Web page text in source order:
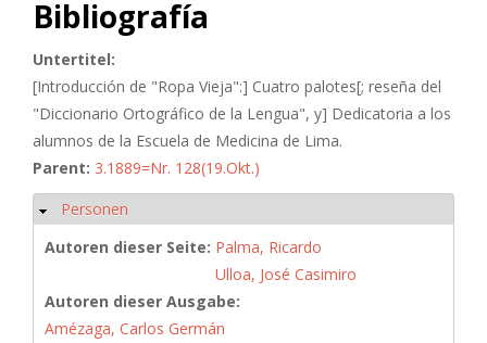
Bibliografía
Untertitel:
[Introducción de "Ropa Vieja":] Cuatro palotes[; reseña del
"Diccionario Ortográfico de la Lengua", y] Dedicatoria a los
alumnos de la Escuela de Medicina de Lima.
Parent: 3.1889=Nr. 128(19.Okt.)
Ausblenden
Personen
Autoren dieser Seite: Palma, Ricardo
Ulloa, José Casimiro
Autoren dieser Ausgabe:
Amézaga, Carlos Germán